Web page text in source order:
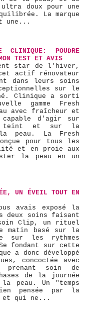
doux pour une
La marque
une...
CLINIQUE: POUDRE
TEST ET AVIS
star de l'hiver,
actif rénovateur
dans leurs soins
sur le
Clinique a sorti
gamme Fresh
avec fraîcheur et
capable d'agir sur
teint et sur la
peau. La Fresh
pour tous les
et en proie aux
la peau en un
UN ÉVEIL TOUT EN
avais exposé la
deux soins faisant
Clip, un rituel
matin basé sur la
sur les rythmes
fondant sur cette
a donc développé
concoctée avec
prenant soin de
de la journée
peau. Un "temps
pensée par la
et qui ne...